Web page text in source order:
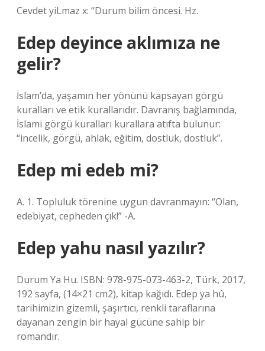
Cevdet yiLmaz x: “Durum bilim öncesi. Hz.
Edep deyince aklımıza ne
gelir?
İslam’da, yaşamın her yönünü kapsayan görgü
kuralları ve etik kurallarıdır. Davranış bağlamında,
İslami görgü kuralları kurallara atıfta bulunur:
“incelik, görgü, ahlak, eğitim, dostluk, dostluk”.
Edep mi edeb mi?
A. 1. Topluluk törenine uygun davranmayın: “Olan,
edebiyat, cepheden çık!” -A.
Edep yahu nasıl yazılır?
Durum Ya Hu. ISBN: 978-975-073-463-2, Türk, 2017,
192 sayfa, (14×21 cm2), kitap kağıdı. Edep ya hû,
tarihimizin gizemli, şaşırtıcı, renkli taraflarına
dayanan zengin bir hayal gücüne sahip bir
romandır.